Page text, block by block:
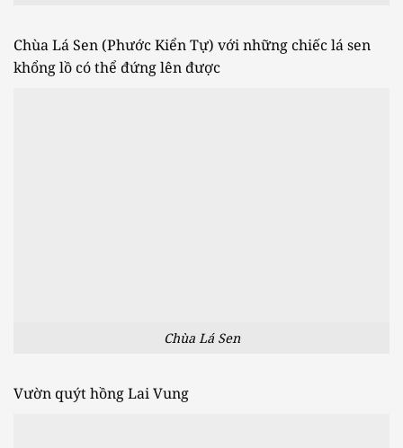
Chùa Lá Sen (Phước Kiển Tự) với những chiếc lá sen
khổng lồ có thể đứng lên được
Chùa Lá Sen
Vườn quýt hồng Lai Vung